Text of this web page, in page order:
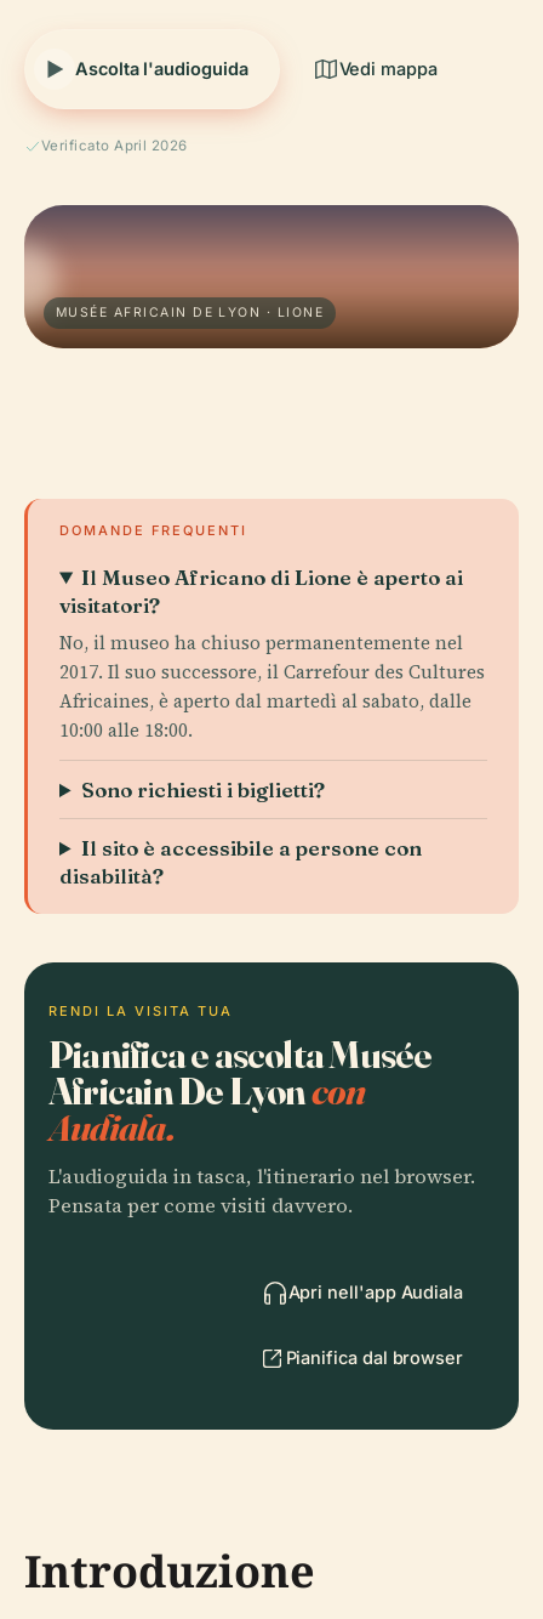
Ascolta l'audioguida Vedi mappa
Verificato April 2026
MUSÉE AFRICAIN DE LYON · LIONE
DOMANDE FREQUENTI
Il Museo Africano di Lione è aperto ai
visitatori?
No, il museo ha chiuso permanentemente nel
2017. Il suo successore, il Carrefour des Cultures
Africaines, è aperto dal martedì al sabato, dalle
10:00 alle 18:00.
Sono richiesti i biglietti?
Il sito è accessibile a persone con
disabilità?
RENDI LA VISITA TUA
Pianifica e ascolta Musée
Africain De Lyoncon
Audiala.
L'audioguida in tasca, l'itinerario nel browser.
Pensata per come visiti davvero.
Apri nell'app Audiala
Pianifica dal browser
Introduzione